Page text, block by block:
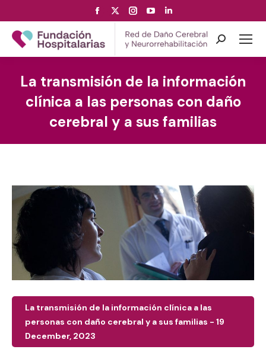
Facebook
page
opens
in
window
page
opens
in
window
Instagram
page
opens
in
window
YouTube
page
opens
in
window
page
opens
in
window
Search:
La transmisión de la información
clínica a las personas con daño
cerebral y a sus familias
La transmisión de la información clínica a las
personas con daño cerebral y a sus familias - 19
December, 2023